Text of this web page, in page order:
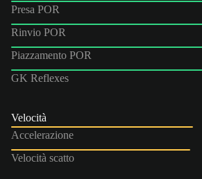
Presa POR
Rinvio POR
Piazzamento POR
GK Reflexes
Velocità
Accelerazione
Velocità scatto